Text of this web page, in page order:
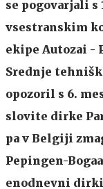
se pogovarjali s
vsestranskim
ekipe Autozai -
Srednje
opozoril s 6.
slovite dirke
pa v Belgiji
Pepingen-
enodnevni dirki